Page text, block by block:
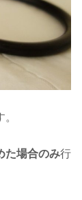
た場合のみ行